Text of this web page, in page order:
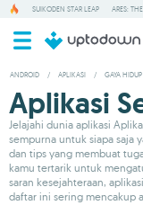
SUIKODEN STAR LEAP ARES:
ANDROID / APLIKASI / GAYA HIDUP
Aplikasi
Jelajahi dunia aplikasi
sempurna untuk siapa saja
dan tips yang membuat
kamu tertarik untuk
saran kesejahteraan,
daftar ini sering mencakup